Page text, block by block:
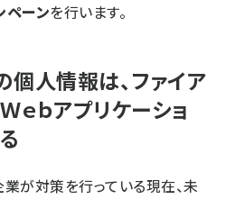
ペーンを行います。
個人情報は、ファイア
ｅｂアプリケーショ
が対策を行っている現在、未